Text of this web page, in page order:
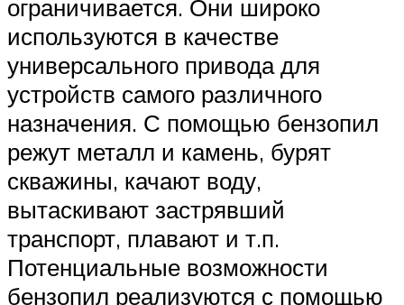
ограничивается. Они широко
используются в качестве
универсального привода для
устройств самого различного
назначения. С помощью бензопил
режут металл и камень, бурят
скважины, качают воду,
вытаскивают застрявший
транспорт, плавают и т.п.
Потенциальные возможности
бензопил реализуются с помощью